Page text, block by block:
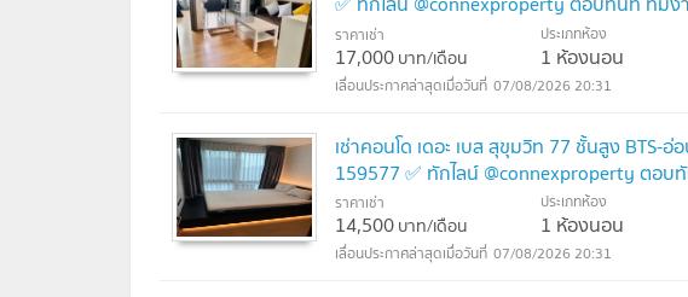
ราคาเช่า
17,000บาท/เดือน
ประเภทห้อง
1 ห้องนอน
07/08/2026 20:31
เช่าคอนโด เดอะ เบส สุขุมวิท 77 ชั้นสูง BTS-
159577 ✅ ทักไลน์ @connexproperty ตอ
ราคาเช่า
14,500บาท/เดือน
ประเภทห้อง
1 ห้องนอน
07/08/2026 20:31